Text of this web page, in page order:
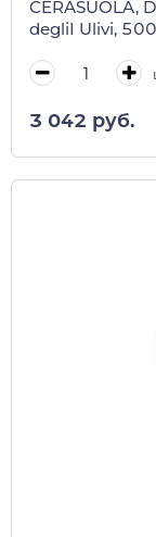
CERASUOLA,
degliI Ulivi,
3 042 руб.